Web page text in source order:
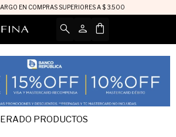
EN COMPRAS SUPERIORES A $ 3.500
PRODUCTOS